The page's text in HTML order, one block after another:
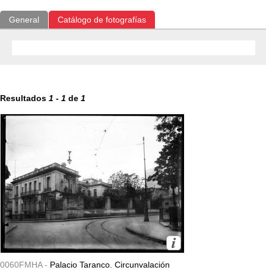
General Catálogo de fotografías
Resultados 1 - 1 de 1
0060FMHA - Palacio Taranco. Circunvalación